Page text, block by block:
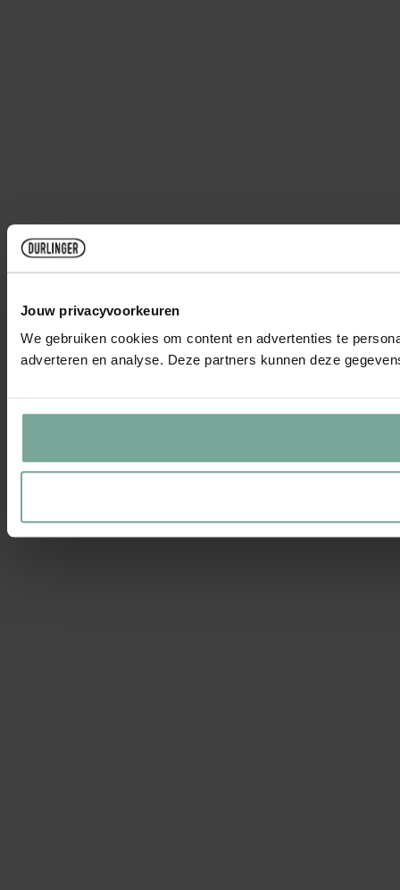
Jouw privacyvoorkeuren
We gebruiken cookies om content en advertenties te
adverteren en analyse. Deze partners kunnen deze